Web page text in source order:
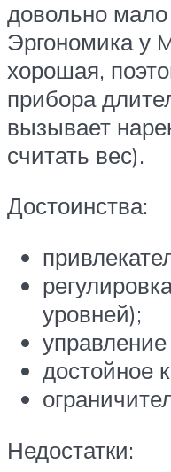
довольно мало
Эргономика у
хорошая,
прибора
вызывает
считать вес).
Достоинства:
уровней);
достойное
Недостатки: